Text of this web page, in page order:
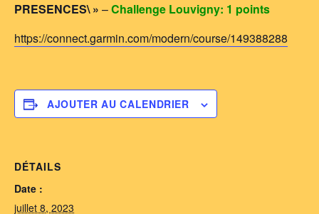
PRESENCES\ » –Challenge Louvigny: 1 points
https://connect.garmin.com/modern/course/149388288
AJOUTER AU CALENDRIER
DÉTAILS
Date :
juillet 8, 2023